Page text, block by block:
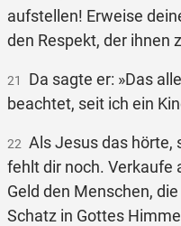
aufstellen! Erweise
den Respekt, der ihnen
21
Da sagte er: »Das
beachtet, seit ich ein
22 Als Jesus das hörte,
fehlt dir noch. Verkaufe
Geld den Menschen,
Schatz in Gottes